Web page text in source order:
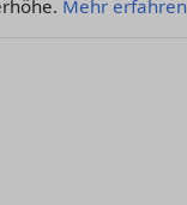
Mehr erfahren